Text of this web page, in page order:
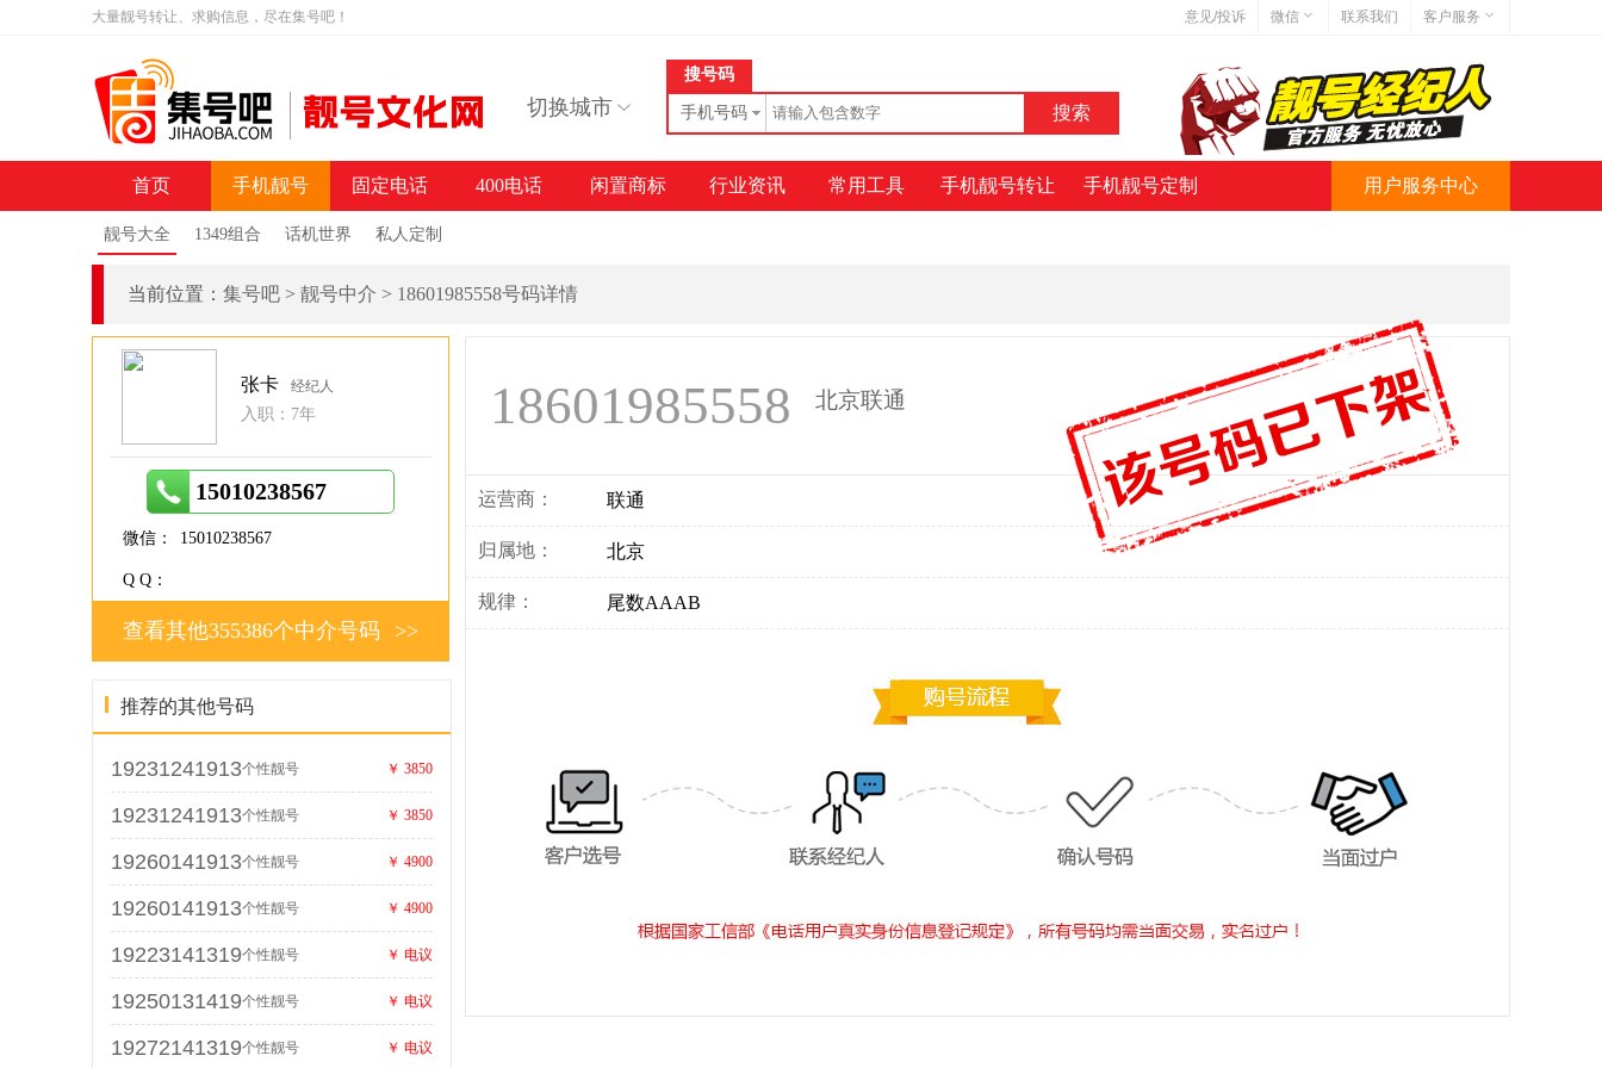
大量靓号转让、求购信息，尽在集号吧！ 意见/投诉 微信
微信号:jihaoba999
联系我们
客户服务
网站地图
网站简介
切换城市
搜号码
手机号码
首页 手机靓号
靓号大全 1349组合 话机世界 私人定制
固定电话 400电话 闲置商标 行业资讯 常用工具 手机靓号转让 手机靓号定制 用户服务中心
当前位置： 集号吧 > 靓号中介 > 18601985558号码详情
18601985558 北京联通
运营商： 联通
归属地： 北京
规律： 尾数AAAB
张卡 经纪人
入职：7年
15010238567
微信： 15010238567
Q Q：
>>
查看其他355386个中介号码
推荐的其他号码
19231241913个性靓号 ￥ 3850
19231241913个性靓号 ￥ 3850
19260141913个性靓号 ￥ 4900
19260141913个性靓号 ￥ 4900
19223141319个性靓号 ￥ 电议
19250131419个性靓号 ￥ 电议
19272141319个性靓号 ￥ 电议